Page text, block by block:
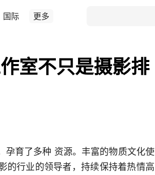
国际 更多
室不只是摄影排
孕育了多种 资源。丰富的物质文化使
的行业的领导者，持续保持着热情高